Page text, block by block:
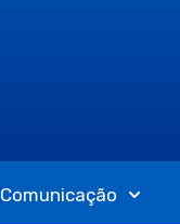
Comunicação